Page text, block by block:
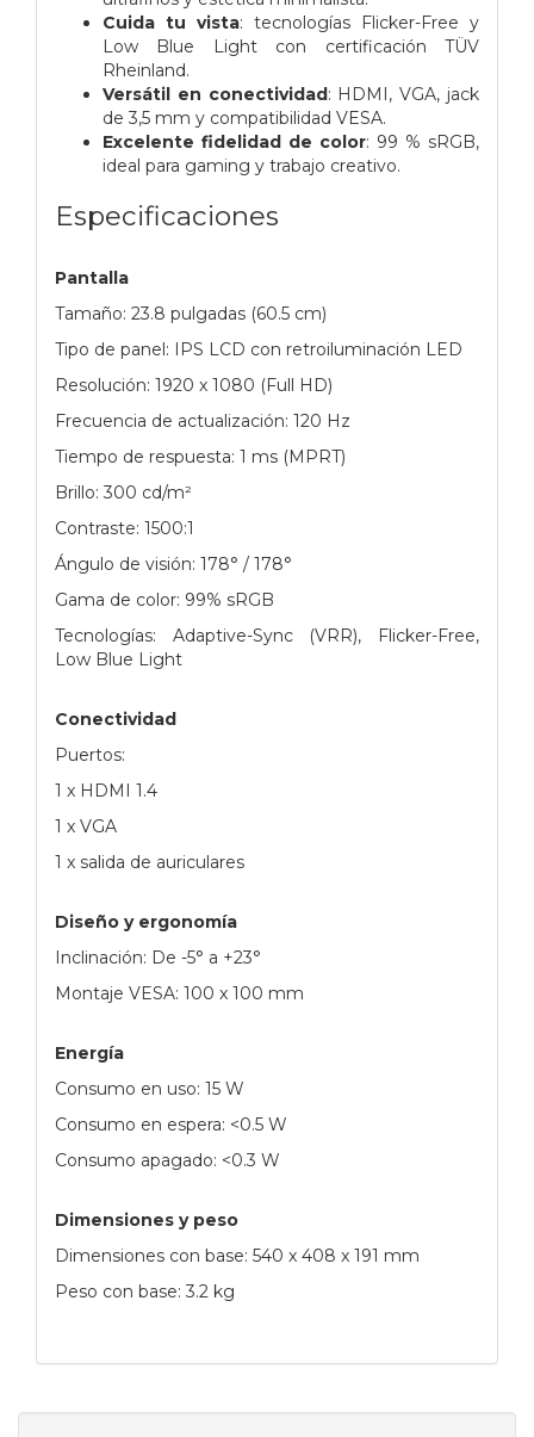
Cuida tu vista: tecnologías Flicker-Free y
Low Blue Light con certificación TÜV
Rheinland.
Versátil en conectividad: HDMI, VGA, jack
de 3,5 mm y compatibilidad VESA.
Excelente fidelidad de color: 99 % sRGB,
ideal para gaming y trabajo creativo.
Especificaciones
Pantalla
Tamaño: 23.8 pulgadas (60.5 cm)
Tipo de panel: IPS LCD con retroiluminación LED
Resolución: 1920 x 1080 (Full HD)
Frecuencia de actualización: 120 Hz
Tiempo de respuesta: 1 ms (MPRT)
Brillo: 300 cd/m²
Contraste: 1500:1
Ángulo de visión: 178° / 178°
Gama de color: 99% sRGB
Tecnologías: Adaptive-Sync (VRR), Flicker-Free,
Low Blue Light
Conectividad
Puertos:
1 x HDMI 1.4
1 x VGA
1 x salida de auriculares
Diseño y ergonomía
Inclinación: De -5° a +23°
Montaje VESA: 100 x 100 mm
Energía
Consumo en uso: 15 W
Consumo en espera: <0.5 W
Consumo apagado: <0.3 W
Dimensiones y peso
Dimensiones con base: 540 x 408 x 191 mm
Peso con base: 3.2 kg